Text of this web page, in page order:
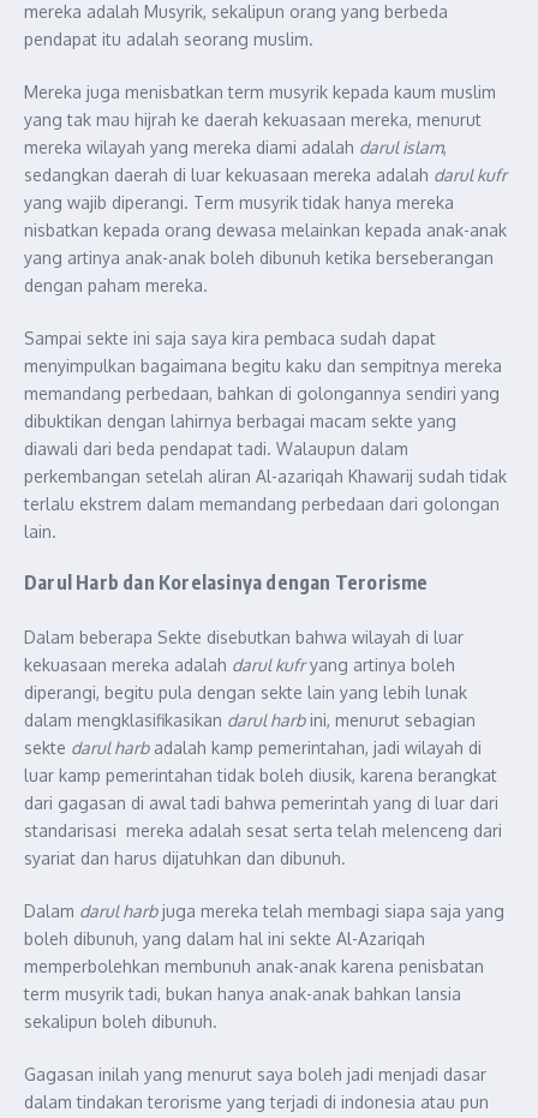
mereka adalah Musyrik, sekalipun orang yang berbeda
pendapat itu adalah seorang muslim.
Mereka juga menisbatkan term musyrik kepada kaum muslim
yang tak mau hijrah ke daerah kekuasaan mereka, menurut
mereka wilayah yang mereka diami adalah darul islam,
sedangkan daerah di luar kekuasaan mereka adalah darul kufr
yang wajib diperangi. Term musyrik tidak hanya mereka
nisbatkan kepada orang dewasa melainkan kepada anak-anak
yang artinya anak-anak boleh dibunuh ketika berseberangan
dengan paham mereka.
Sampai sekte ini saja saya kira pembaca sudah dapat
menyimpulkan bagaimana begitu kaku dan sempitnya mereka
memandang perbedaan, bahkan di golongannya sendiri yang
dibuktikan dengan lahirnya berbagai macam sekte yang
diawali dari beda pendapat tadi. Walaupun dalam
perkembangan setelah aliran Al-azariqah Khawarij sudah tidak
terlalu ekstrem dalam memandang perbedaan dari golongan
lain.
Darul Harb dan Korelasinya dengan Terorisme
Dalam beberapa Sekte disebutkan bahwa wilayah di luar
kekuasaan mereka adalah darul kufryang artinya boleh
diperangi, begitu pula dengan sekte lain yang lebih lunak
dalam mengklasifikasikan darul harbini, menurut sebagian
sekte darul harbadalah kamp pemerintahan, jadi wilayah di
luar kamp pemerintahan tidak boleh diusik, karena berangkat
dari gagasan di awal tadi bahwa pemerintah yang di luar dari
standarisasi mereka adalah sesat serta telah melenceng dari
syariat dan harus dijatuhkan dan dibunuh.
Dalam darul harbjuga mereka telah membagi siapa saja yang
boleh dibunuh, yang dalam hal ini sekte Al-Azariqah
memperbolehkan membunuh anak-anak karena penisbatan
term musyrik tadi, bukan hanya anak-anak bahkan lansia
sekalipun boleh dibunuh.
Gagasan inilah yang menurut saya boleh jadi menjadi dasar
dalam tindakan terorisme yang terjadi di indonesia atau pun